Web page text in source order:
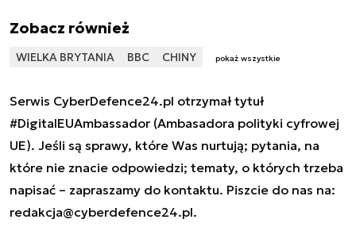
Zobacz również
WIELKA BRYTANIA BBC CHINY pokaż wszystkie
Serwis CyberDefence24.pl otrzymał tytuł
#DigitalEUAmbassador (Ambasadora polityki cyfrowej
UE). Jeśli są sprawy, które Was nurtują; pytania, na
które nie znacie odpowiedzi; tematy, o których trzeba
napisać – zapraszamy do kontaktu. Piszcie do nas na:
redakcja@cyberdefence24.pl.